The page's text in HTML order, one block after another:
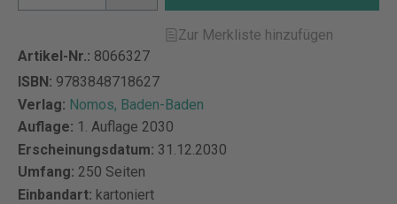
Zur Merkliste hinzufügen
Artikel-Nr.: 8066327
ISBN: 9783848718627
Verlag: Nomos, Baden-Baden
Auflage: 1. Auflage 2030
Erscheinungsdatum: 31.12.2030
Umfang: 250 Seiten
Einbandart: kartoniert